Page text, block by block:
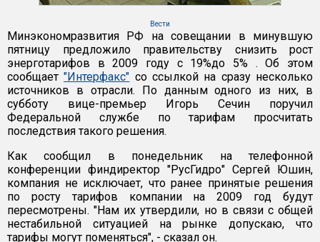
Вести
Минэкономразвития РФ на совещании в минувшую
пятницу предложило правительству снизить рост
энерготарифов в 2009 году с 19%до 5% . Об этом
сообщает"Интерфакс" со ссылкой на сразу несколько
источников в отрасли. По данным одного из них, в
субботу вице-премьер Игорь Сечин поручил
Федеральной службе по тарифам просчитать
последствия такого решения.
Как сообщил в понедельник на телефонной
конференции финдиректор "РусГидро" Сергей Юшин,
компания не исключает, что ранее принятые решения
по росту тарифов компании на 2009 год будут
пересмотрены. "Нам их утвердили, но в связи с общей
нестабильной ситуацией на рынке допускаю, что
тарифы могут поменяться", - сказал он.